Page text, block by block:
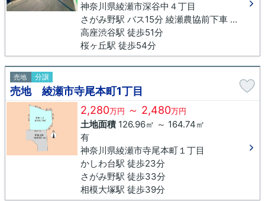
神奈川県綾瀬市深谷中４丁目
さがみ野駅 バス15分 綾瀬農協前下車 徒歩5分
高座渋谷駅 徒歩51分
桜ヶ丘駅 徒歩54分
売地 分譲
売地 綾瀬市寺尾本町1丁目
2,280万円 ～ 2,480万円
土地面積126.96㎡ ～ 164.74㎡
有
神奈川県綾瀬市寺尾本町１丁目
かしわ台駅 徒歩23分
さがみ野駅 徒歩33分
相模大塚駅 徒歩39分